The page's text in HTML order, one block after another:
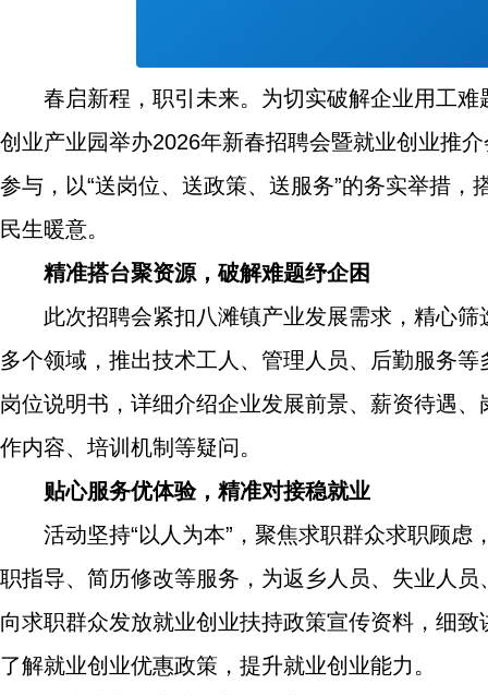
春启新程，职引未来。为切实破解企业用工
创业产业园举办2026年新春招聘会暨就业创业推
参与，以“送岗位、送政策、送服务”的务实举措
民生暖意。
精准搭台聚资源，破解难题纾企困
此次招聘会紧扣八滩镇产业发展需求，精心
多个领域，推出技术工人、管理人员、后勤服务
岗位说明书，详细介绍企业发展前景、薪资待遇
作内容、培训机制等疑问。
贴心服务优体验，精准对接稳就业
活动坚持“以人为本”，聚焦求职群众求职顾
职指导、简历修改等服务，为返乡人员、失业人
向求职群众发放就业创业扶持政策宣传资料，细
了解就业创业优惠政策，提升就业创业能力。